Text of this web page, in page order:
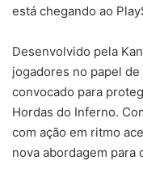
está chegando ao
Desenvolvido pela
jogadores no papel
convocado para
Hordas do Inferno.
com ação em ritmo
nova abordagem para